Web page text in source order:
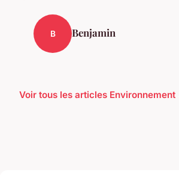
B Benjamin
Voir tous les articles Environnement